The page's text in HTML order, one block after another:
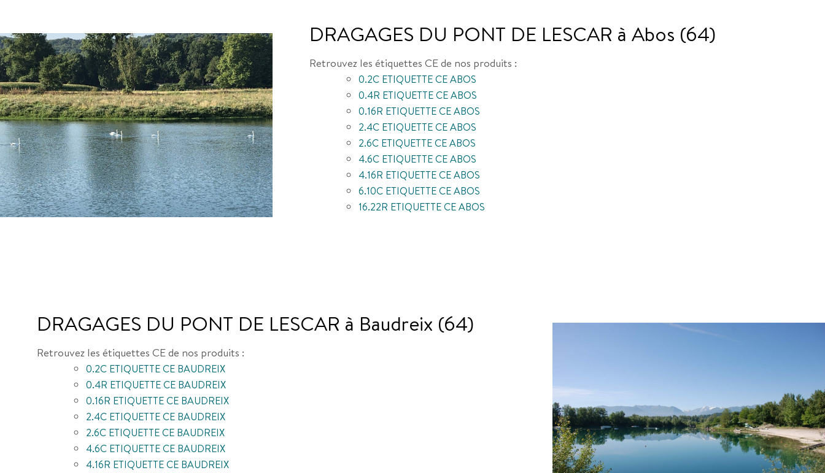
DRAGAGES DU PONT DE LESCAR à Abos (64)
Retrouvez les étiquettes CE de nos produits :
0.2C ETIQUETTE CE ABOS
0.4R ETIQUETTE CE ABOS
0.16R ETIQUETTE CE ABOS
2.4C ETIQUETTE CE ABOS
2.6C ETIQUETTE CE ABOS
4.6C ETIQUETTE CE ABOS
4.16R ETIQUETTE CE ABOS
6.10C ETIQUETTE CE ABOS
16.22R ETIQUETTE CE ABOS
DRAGAGES DU PONT DE LESCAR à Baudreix (64)
Retrouvez les étiquettes CE de nos produits :
0.2C ETIQUETTE CE BAUDREIX
0.4R ETIQUETTE CE BAUDREIX
0.16R ETIQUETTE CE BAUDREIX
2.4C ETIQUETTE CE BAUDREIX
2.6C ETIQUETTE CE BAUDREIX
4.6C ETIQUETTE CE BAUDREIX
4.16R ETIQUETTE CE BAUDREIX